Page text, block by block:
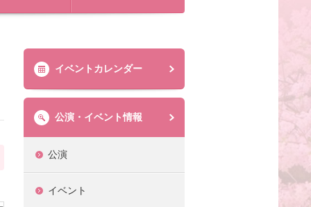
イベントカレンダー
公演・イベント情報
公演
イベント